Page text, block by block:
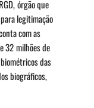
órgão que
legitimação
com as
32 milhões de
das
biográficos,